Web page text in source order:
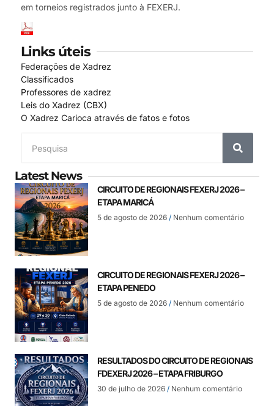
em torneios registrados junto à FEXERJ.
Links úteis
Federações de Xadrez
Classificados
Professores de xadrez
Leis do Xadrez (CBX)
O Xadrez Carioca através de fatos e fotos
Latest News
CIRCUITO DE REGIONAIS FEXERJ 2026 –
ETAPA MARICÁ
5 de agosto de 2026 Nenhum comentário
CIRCUITO DE REGIONAIS FEXERJ 2026 –
ETAPA PENEDO
5 de agosto de 2026 Nenhum comentário
RESULTADOS DO CIRCUITO DE REGIONAIS
FDEXERJ 2026 – ETAPA FRIBURGO
30 de julho de 2026 Nenhum comentário